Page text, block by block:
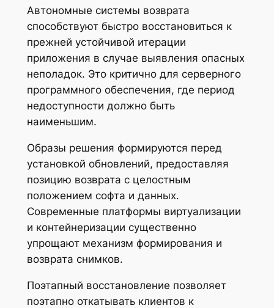
Автономные системы возврата
способствуют быстро восстановиться к
прежней устойчивой итерации
приложения в случае выявления опасных
неполадок. Это критично для серверного
программного обеспечения, где период
недоступности должно быть
наименьшим.
Образы решения формируются перед
установкой обновлений, предоставляя
позицию возврата с целостным
положением софта и данных.
Современные платформы виртуализации
и контейнеризации существенно
упрощают механизм формирования и
возврата снимков.
Поэтапный восстановление позволяет
поэтапно откатывать клиентов к